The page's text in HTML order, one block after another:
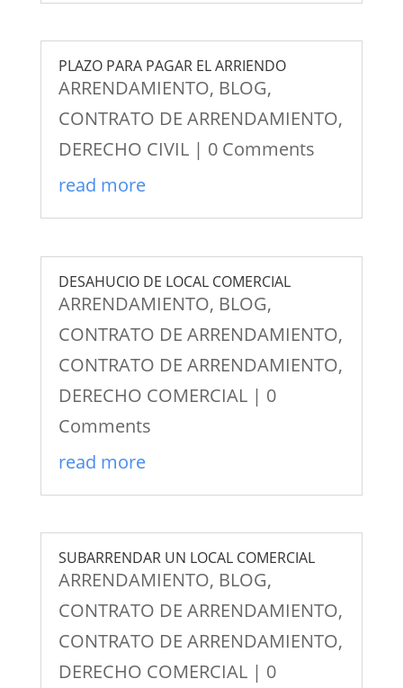
PLAZO PARA PAGAR EL ARRIENDO
ARRENDAMIENTO, BLOG,
CONTRATO DE ARRENDAMIENTO,
DERECHO CIVIL| 0 Comments
read more
DESAHUCIO DE LOCAL COMERCIAL
ARRENDAMIENTO, BLOG,
CONTRATO DE ARRENDAMIENTO,
CONTRATO DE ARRENDAMIENTO,
DERECHO COMERCIAL| 0
Comments
read more
SUBARRENDAR UN LOCAL COMERCIAL
ARRENDAMIENTO, BLOG,
CONTRATO DE ARRENDAMIENTO,
CONTRATO DE ARRENDAMIENTO,
DERECHO COMERCIAL| 0